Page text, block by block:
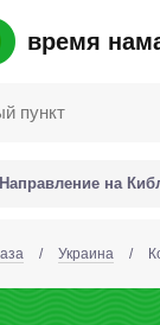
время
Направление на
/ Украина /